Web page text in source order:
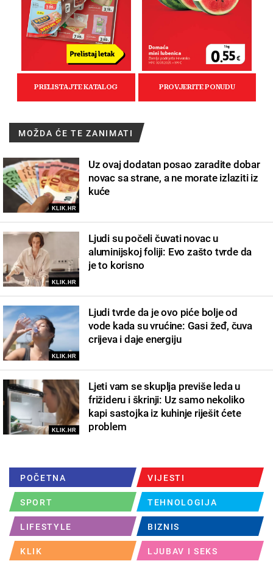
MOŽDA ĆE TE ZANIMATI
KLIK.HR
Uz ovaj dodatan posao zaradite dobar
novac sa strane, a ne morate izlaziti iz
kuće
KLIK.HR
Ljudi su počeli čuvati novac u
aluminijskoj foliji: Evo zašto tvrde da
je to korisno
KLIK.HR
Ljudi tvrde da je ovo piće bolje od
vode kada su vrućine: Gasi žeđ, čuva
crijeva i daje energiju
KLIK.HR
Ljeti vam se skuplja previše leda u
frižideru i škrinji: Uz samo nekoliko
kapi sastojka iz kuhinje riješit ćete
problem
POČETNA VIJESTI
SPORT TEHNOLOGIJA
LIFESTYLE BIZNIS
KLIK LJUBAV I SEKS